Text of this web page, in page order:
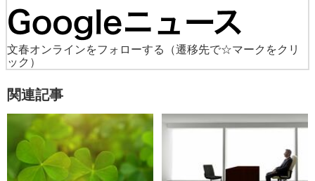
文春オンラインをフォローする
（遷移先で☆マークをクリ
ック）
関連記事